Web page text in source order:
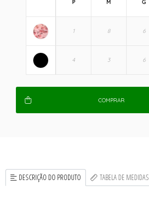
P M G
COMPRAR
DESCRIÇÃO DO PRODUTO TABELA DE MEDIDAS